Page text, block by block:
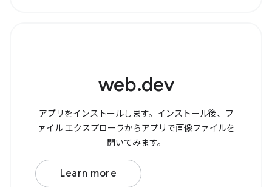
web.dev
アプリをインストールします。インストール後、フ
ァイル エクスプローラからアプリで画像ファイルを
開いてみます。
Learn more